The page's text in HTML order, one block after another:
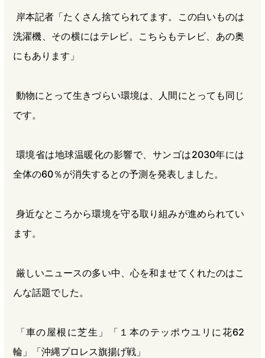
岸本記者「たくさん捨てられてます。この白いものは
洗濯機、その横にはテレビ。こちらもテレビ、あの奥
にもあります」
動物にとって生きづらい環境は、人間にとっても同じ
です。
環境省は地球温暖化の影響で、サンゴは2030年には
全体の60％が消失するとの予測を発表しました。
身近なところから環境を守る取り組みが進められてい
ます。
厳しいニュースの多い中、心を和ませてくれたのはこ
んな話題でした。
「車の屋根に芝生」「１本のテッポウユリに花62
輪」「沖縄プロレス旗揚げ戦」